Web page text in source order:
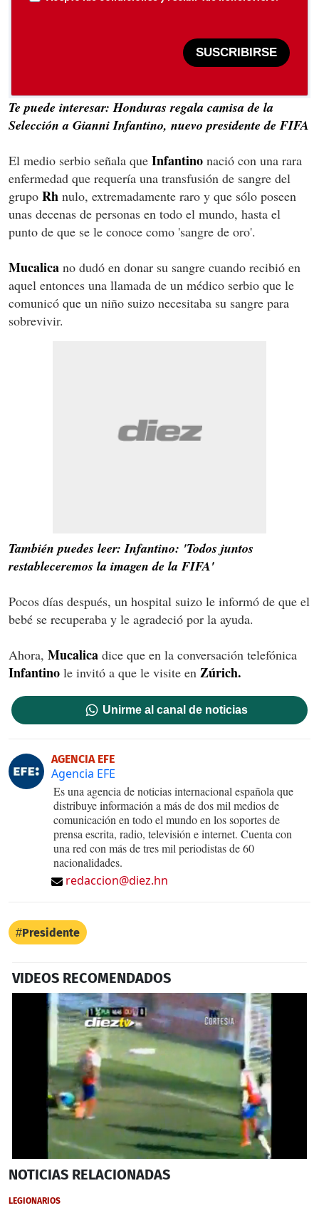
SUSCRIBIRSE
Te puede interesar: Honduras regala camisa de la
Selección a Gianni Infantino, nuevo presidente de FIFA
El medio serbio señala que Infantino nació con una rara
enfermedad que requería una transfusión de sangre del
grupo Rh nulo, extremadamente raro y que sólo poseen
unas decenas de personas en todo el mundo, hasta el
punto de que se le conoce como 'sangre de oro'.
Mucalica no dudó en donar su sangre cuando recibió en
aquel entonces una llamada de un médico serbio que le
comunicó que un niño suizo necesitaba su sangre para
sobrevivir.
También puedes leer: Infantino: 'Todos juntos
restableceremos la imagen de la FIFA'
Pocos días después, un hospital suizo le informó de que el
bebé se recuperaba y le agradeció por la ayuda.
Ahora, Mucalica dice que en la conversación telefónica
Infantino le invitó a que le visite en Zúrich.
Unirme al canal de noticias
AGENCIA EFE
Agencia EFE
Es una agencia de noticias internacional española que
distribuye información a más de dos mil medios de
comunicación en todo el mundo en los soportes de
prensa escrita, radio, televisión e internet. Cuenta con
una red con más de tres mil periodistas de 60
nacionalidades.
redaccion@diez.hn
Presidente
VIDEOS RECOMENDADOS
seconds
42
NOTICIAS RELACIONADAS
LEGIONARIOS